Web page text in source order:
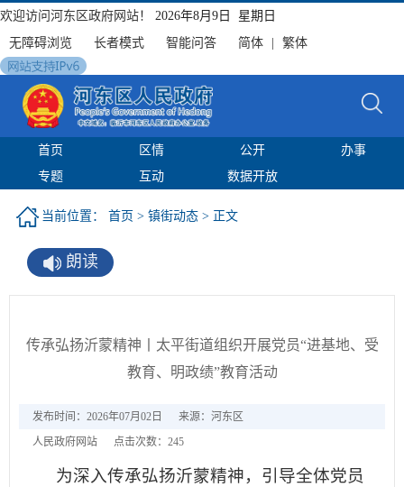
欢迎访问河东区政府网站！
2026年8月9日 星期日
无障碍浏览
长者模式 智能问答 简体 繁体
首页 区情 公开
办事
专题
互动 数据开放
当前位置： 首页 > 镇街动态 > 正文
朗读
传承弘扬沂蒙精神丨太平街道组织开展党员“进基地、受
教育、明政绩”教育活动
发布时间：2026年07月02日
来源：河东区
人民政府网站
点击次数： 245
为深入传承弘扬沂蒙精神，引导全体党员